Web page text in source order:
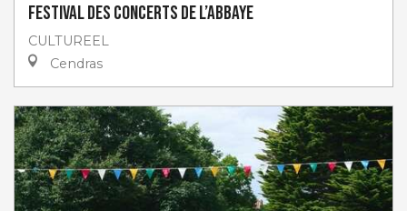
Festival des Concerts de l’Abbaye
CULTUREEL
Cendras